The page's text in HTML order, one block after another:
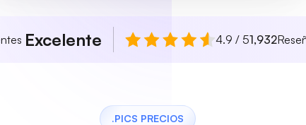
Excelente 4.9 / 51,932
.PICS PRECIOS